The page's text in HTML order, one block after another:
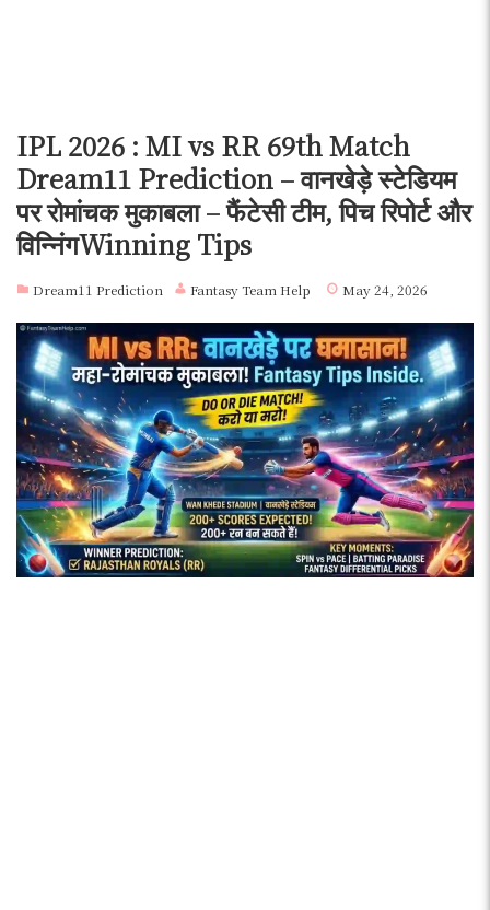
IPL 2026 : MI vs RR 69th Match
Dream11 Prediction – वानखेड़े स्टेडियम
पर रोमांचक मुकाबला – फैंटेसी टीम, पिच रिपोर्ट और
विन्निंगWinning Tips
Dream11 Prediction Fantasy Team Help May 24, 2026